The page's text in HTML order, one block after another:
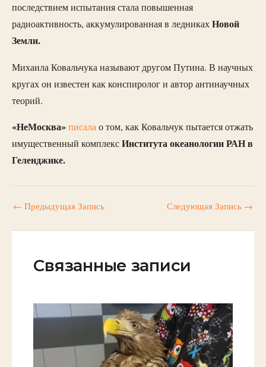
последствием испытания стала повышенная
радиоактивность, аккумулированная в ледникахНовой
Земли.
Михаила Ковальчука называют другом Путина. В научных
кругах он известен как конспиролог и автор антинаучных
теорий.
«НеМосква»писалао том, как Ковальчук пытается отжать
имущественный комплексИнститута океанологии РАН в
Геленджике.
← Предыдущая Запись Следующая Запись →
Связанные записи